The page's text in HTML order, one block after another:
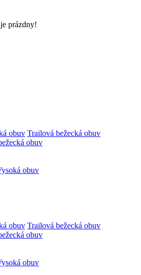
prázdny!
obuv Trailová bežecká obuv
obuv
obuv
obuv Trailová bežecká obuv
obuv
obuv